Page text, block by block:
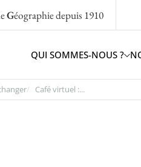
Géographiedepuis 1910
QUI SOMMES-NOUS ?
Café virtuel :...